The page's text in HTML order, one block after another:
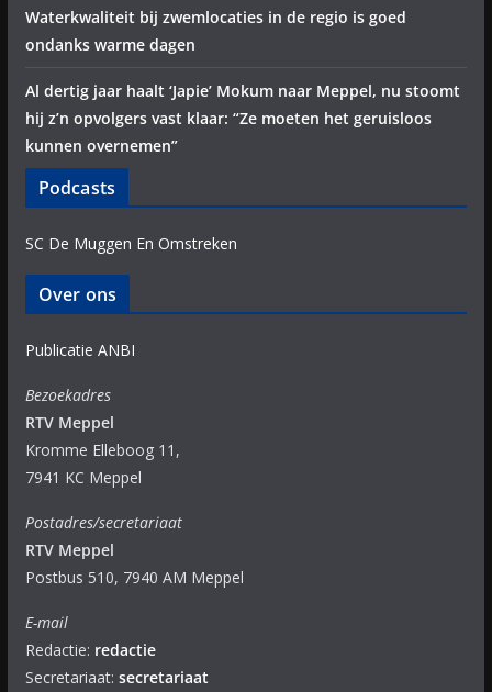
Waterkwaliteit bij zwemlocaties in de regio is goed
ondanks warme dagen
Al dertig jaar haalt ‘Japie’ Mokum naar Meppel, nu stoomt
hij z’n opvolgers vast klaar: “Ze moeten het geruisloos
kunnen overnemen”
Podcasts
SC De Muggen En Omstreken
Over ons
Publicatie ANBI
Bezoekadres
RTV Meppel
Kromme Elleboog 11,
7941 KC Meppel
Postadres/secretariaat
RTV Meppel
Postbus 510, 7940 AM Meppel
E-mail
Redactie: redactie
Secretariaat: secretariaat